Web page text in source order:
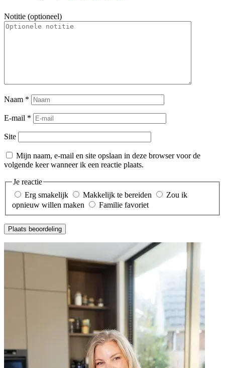
Notitie (optioneel)
Naam *
E-mail *
Site
Mijn naam, e-mail en site opslaan in deze browser voor de
volgende keer wanneer ik een reactie plaats.
Je reactie
Erg smakelijk
Makkelijk te bereiden
Zou ik
opnieuw willen maken
Familie favoriet
Plaats beoordeling